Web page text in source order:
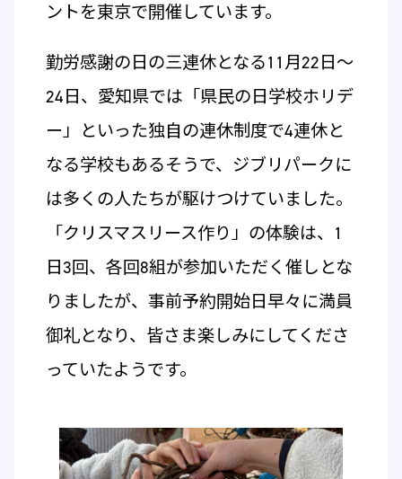
ントを東京で開催しています。
勤労感謝の日の三連休となる11月22日～
24日、愛知県では「県民の日学校ホリデ
ー」といった独自の連休制度で4連休と
なる学校もあるそうで、ジブリパークに
は多くの人たちが駆けつけていました。
「クリスマスリース作り」の体験は、1
日3回、各回8組が参加いただく催しとな
りましたが、事前予約開始日早々に満員
御礼となり、皆さま楽しみにしてくださ
っていたようです。